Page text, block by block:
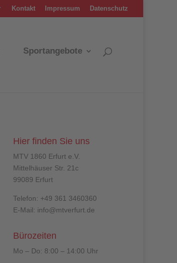
Kontakt Impressum Datenschutz
Sportangebote
Hier finden Sie uns
MTV 1860 Erfurt e.V.
Mittelhäuser Str. 21c
99089 Erfurt
Telefon: +49 361 3460360
E-Mail: info@mtverfurt.de
Bürozeiten
Mo – Do: 8:00 – 14:00 Uhr